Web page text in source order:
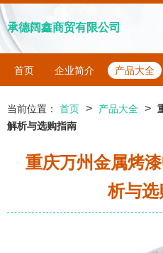
承德阔鑫商贸有限公司
首页 企业简介 产品大全
当前位置： 首页 > 产品大全 >
解析与选购指南
重庆万州金属烤
析与